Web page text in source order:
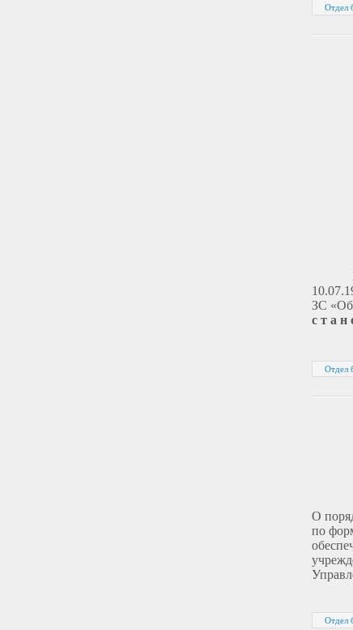
Отдел
ЗС «Об
с т а н
Отдел
О
по
Отдел